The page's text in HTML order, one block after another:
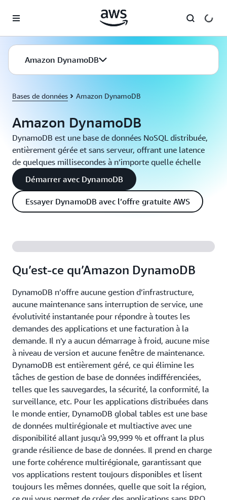
Amazon DynamoDB
Bases de données Amazon DynamoDB
Amazon DynamoDB
DynamoDB est une base de données NoSQL distribuée,
entièrement gérée et sans serveur, offrant une latence
de quelques millisecondes à n’importe quelle échelle
Démarrer avec DynamoDB
Essayer DynamoDB avec l’offre gratuite AWS
Qu’est-ce qu’Amazon DynamoDB
DynamoDB n’offre aucune gestion d’infrastructure,
aucune maintenance sans interruption de service, une
évolutivité instantanée pour répondre à toutes les
demandes des applications et une facturation à la
demande. Il n'y a aucun démarrage à froid, aucune mise
à niveau de version et aucune fenêtre de maintenance.
DynamoDB est entièrement géré, ce qui élimine les
tâches de gestion de base de données indifférenciées,
telles que les sauvegardes, la sécurité, la conformité, la
surveillance, etc. Pour les applications distribuées dans
le monde entier, DynamoDB global tables est une base
de données multirégionale et multiactive avec une
disponibilité allant jusqu'à 99,999 % et offrant la plus
grande résilience de base de données. Il prend en charge
une forte cohérence multirégionale, garantissant que
vos applications restent toujours disponibles et lisent
toujours les mêmes données, quelle que soit la région,